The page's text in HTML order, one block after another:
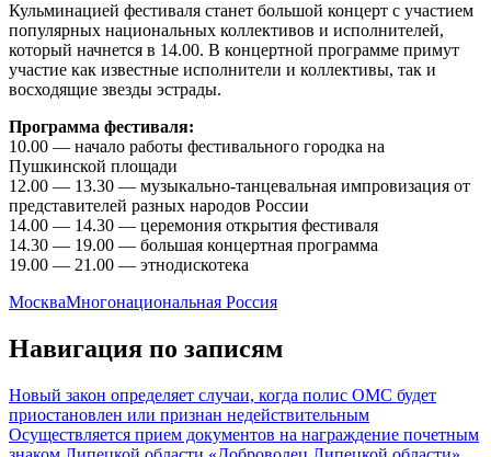
Кульминацией фестиваля станет большой концерт с участием
популярных национальных коллективов и исполнителей,
который начнется в 14.00. В концертной программе примут
участие как известные исполнители и коллективы, так и
восходящие звезды эстрады.
Программа фестиваля:
10.00 — начало работы фестивального городка на
Пушкинской площади
12.00 — 13.30 — музыкально-танцевальная импровизация от
представителей разных народов России
14.00 — 14.30 — церемония открытия фестиваля
14.30 — 19.00 — большая концертная программа
19.00 — 21.00 — этнодискотека
МоскваМногонациональная Россия
Навигация по записям
Новый закон определяет случаи, когда полис ОМС будет
приостановлен или признан недействительным
Осуществляется прием документов на награждение почетным